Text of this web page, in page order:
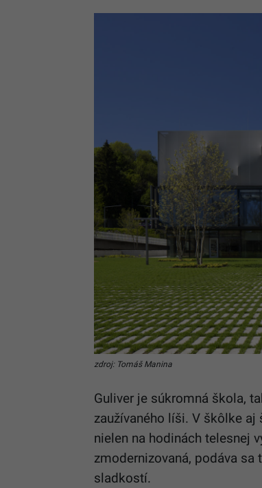
zdroj: Tomáš Manina
Guliver je súkromná škola,
zaužívaného líši. V škôlke
nielen na hodinách telesnej
zmodernizovaná, podáva
sladkostí.